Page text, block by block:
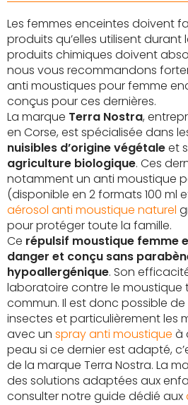
Les femmes enceintes doivent
produits qu’elles utilisent durant
produits chimiques doivent
nous vous recommandons
anti moustiques pour femme
conçus pour ces dernières.
La marque Terra Nostra,
en Corse, est spécialisée dans
nuisibles d’origine végétaleet
agriculture biologique. Ces
notamment un anti moustique
(disponible en 2 formats 100 ml
aérosol anti moustique naturel
pour protéger toute la famille.
Ce répulsif moustique femme
danger et conçu sans
hypoallergénique. Son
laboratoire contre le moustique
commun. Il est donc possible
insectes et particulièrement les
avec un spray anti moustique à
peau si ce dernier est adapté,
de la marque Terra Nostra. La
des solutions adaptées aux
consulter notre guide dédié aux